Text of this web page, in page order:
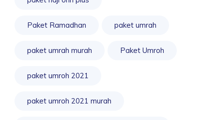
Paket Ramadhan paket umrah
paket umrah murah Paket Umroh
paket umroh 2021
paket umroh 2021 murah